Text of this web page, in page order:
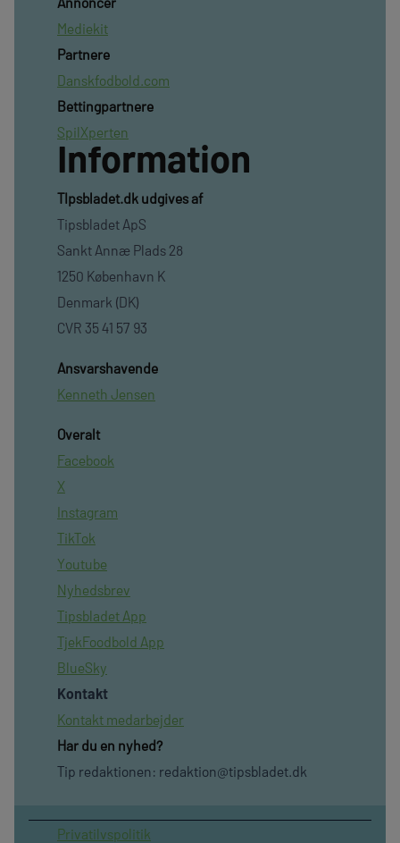
Mediekit
Partnere
Danskfodbold.com
Bettingpartnere
SpilXperten
Information
TIpsbladet.dk udgives af
Tipsbladet ApS
Sankt Annæ Plads 28
1250 København K
Denmark (DK)
CVR 35 41 57 93
Ansvarshavende
Kenneth Jensen
Overalt
Facebook
X
Instagram
TikTok
Youtube
Nyhedsbrev
Tipsbladet App
TjekFoodbold App
BlueSky
Kontakt
Kontakt medarbejder
Har du en nyhed?
Tip redaktionen: redaktion@tipsbladet.dk
Privatilvspolitik